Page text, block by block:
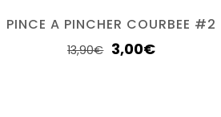
PINCE A PINCHER COURBEE #2
13,90€ 3,00€